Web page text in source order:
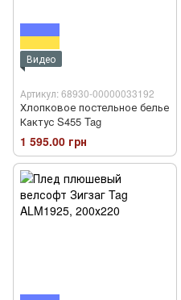
Видео
Артикул: 68930-00000033192
Хлопковое постельное белье
Кактус S455 Tag
1 595.00 грн